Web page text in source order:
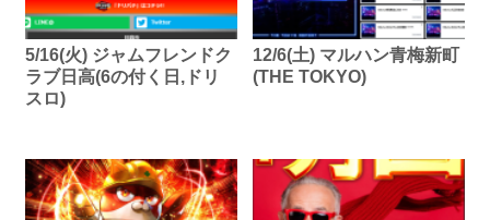
5/16(火) ジャムフレンドク
ラブ日高(6の付く日,ドリ
スロ)
12/6(土) マルハン青梅新町
(THE TOKYO)